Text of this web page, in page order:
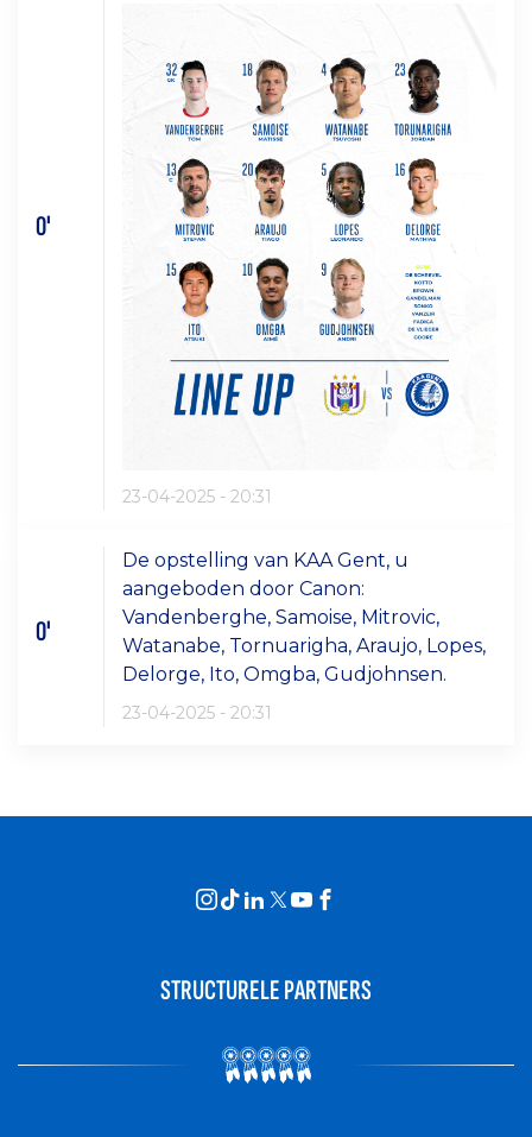
0'
23-04-2025 - 20:31
0'
De opstelling van KAA Gent, u
aangeboden door Canon:
Vandenberghe, Samoise, Mitrovic,
Watanabe, Tornuarigha, Araujo, Lopes,
Delorge, Ito, Omgba, Gudjohnsen.
23-04-2025 - 20:31
STRUCTURELE PARTNERS